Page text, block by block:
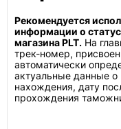
Рекомендуется
информации о
магазина PLT. На
трек-номер,
автоматически
актуальные данные
нахождения, дату
прохождения